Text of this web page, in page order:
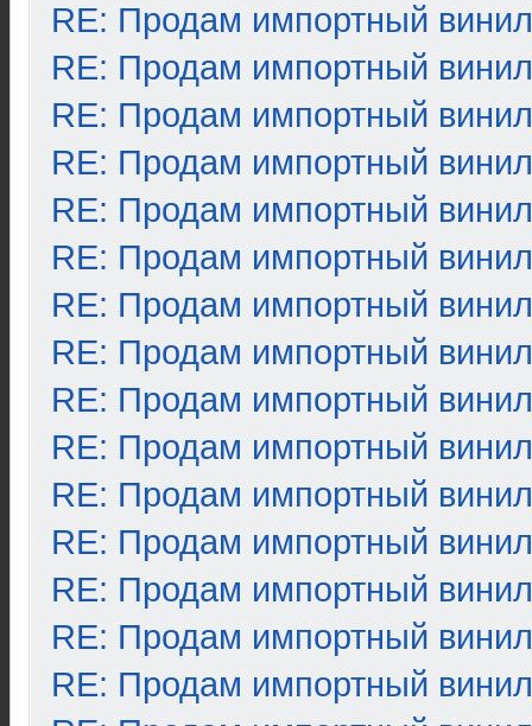
RE: Продам импортный винил
RE: Продам импортный винил
RE: Продам импортный винил
RE: Продам импортный винил
RE: Продам импортный винил
RE: Продам импортный винил
RE: Продам импортный винил
RE: Продам импортный винил
RE: Продам импортный винил
RE: Продам импортный винил
RE: Продам импортный винил
RE: Продам импортный винил
RE: Продам импортный винил
RE: Продам импортный винил
RE: Продам импортный винил